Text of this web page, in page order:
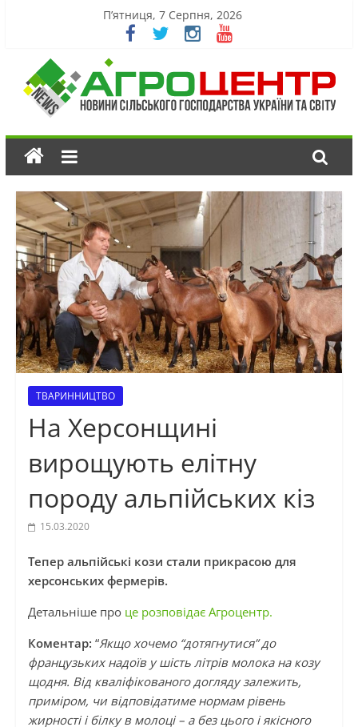
П’ятниця, 7 Серпня, 2026
ТВАРИННИЦТВО
На Херсонщині
вирощують елітну
породу альпійських кіз
15.03.2020
Тепер альпійські кози стали прикрасою для
херсонських фермерів.
Детальніше про це розповідає Агроцентр.
Коментар: “Якщо хочемо “дотягнутися” до
французьких надоїв у шість літрів молока на козу
щодня. Від кваліфікованого догляду залежить,
приміром, чи відповідатиме нормам рівень
жирності і білку в молоці – а без цього і якісного